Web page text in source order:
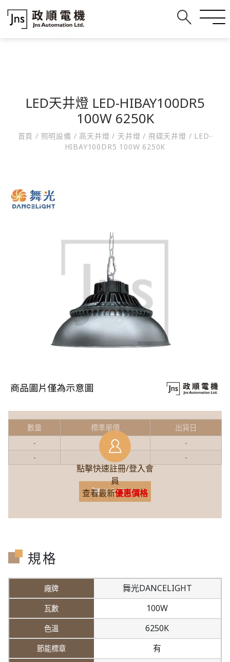
LED天井燈 LED-HIBAY100DR5
100W 6250K
首頁/ 照明設備 / 高天井燈/ 天井燈/ 飛碟天井燈 / LED-
HIBAY100DR5 100W 6250K
點擊快速註冊/登入會
員
查看最新優惠價格
數量 標準單價
出貨日
-
-
-
- -
加入購物車
規格
舞光DANCELIGHT
100W
6250K
有